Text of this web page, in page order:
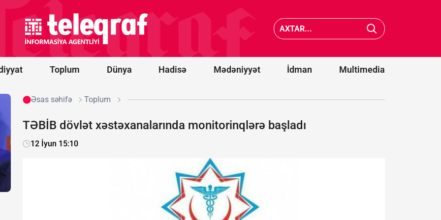
Toplum Dünya Hadisə Mədəniyyət İdman Multimedia
Pezeşkian:
ABŞ ilə
razılaşma
Türkiyə-
Pakistan-
Səudiyyə
Ərəbistanı
qoşulmadı?
Əsas səhifə Toplum
TƏBİB dövlət xəstəxanalarında monitorinqlərə başladı
12 İyun 15:10